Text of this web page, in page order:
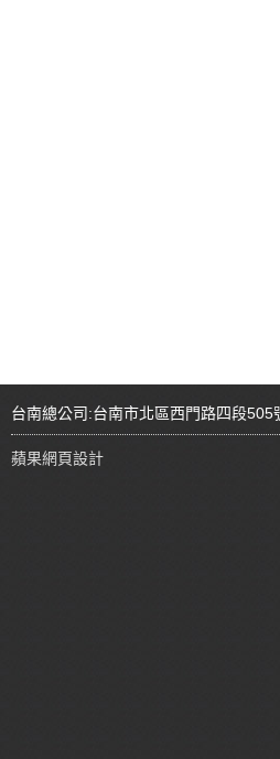
台南總公司:台南市北區西門路四段
蘋果網頁設計